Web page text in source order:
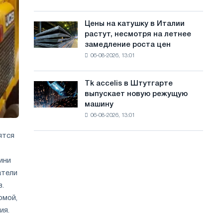
т
а
года
советской
авиации
Великой
Отечественной
войны
Цены
на
катушку
несмотря
на
роста
Цены на катушку в Италии
растут, несмотря на летнее
замедление роста цен
06-08-2026, 13:01
Tk
accelis
в
Tk accelis в Штутгарте
выпускает новую режущую
машину
06-08-2026, 13:01